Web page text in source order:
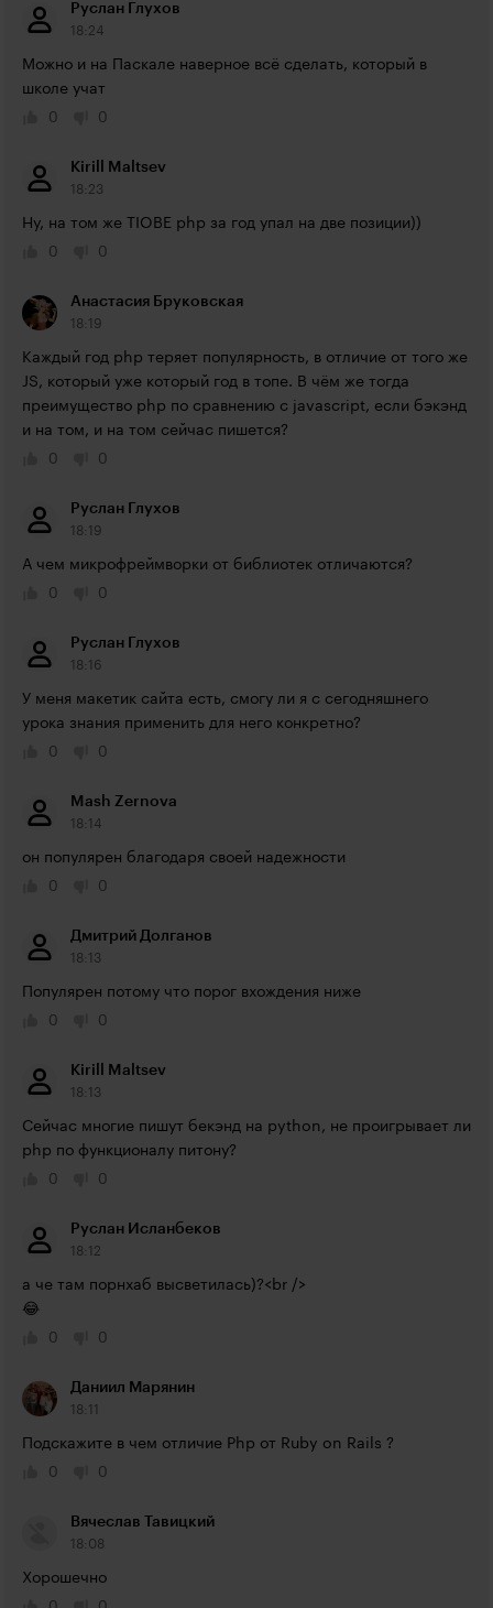
Руслан Глухов
18:24
Можно и на Паскале наверное всё сделать, который в
школе учат
0
0
Kirill Maltsev
18:23
Ну, на том же TIOBE php за год упал на две позиции))
0
0
Анастасия Бруковская
18:19
Каждый год php теряет популярность, в отличие от того же
JS, который уже который год в топе. В чём же тогда
преимущество php по сравнению с javascript, если бэкэнд
и на том, и на том сейчас пишется?
0
0
Руслан Глухов
18:19
А чем микрофреймворки от библиотек отличаются?
0
0
Руслан Глухов
18:16
У меня макетик сайта есть, смогу ли я с сегодняшнего
урока знания применить для него конкретно?
0
0
Mash Zernova
18:14
он популярен благодаря своей надежности
0
0
Дмитрий Долганов
18:13
Популярен потому что порог вхождения ниже
0
0
Kirill Maltsev
18:13
Сейчас многие пишут бекэнд на python, не проигрывает ли
php по функционалу питону?
0
0
Руслан Исланбеков
18:12
а че там порнхаб высветилась)?<br />
😂
0
0
Даниил Марянин
18:11
Подскажите в чем отличие Php от Ruby on Rails ?
0
0
Вячеслав Тавицкий
18:08
Хорошечно